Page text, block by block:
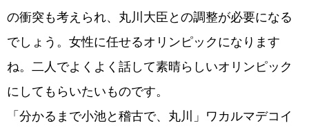
の衝突も考えられ、丸川大臣との調整が必要になる
でしょう。女性に任せるオリンピックになります
ね。二人でよくよく話して素晴らしいオリンピック
にしてもらいたいものです。
「分かるまで小池と稽古で、丸川」ワカルマデコイ